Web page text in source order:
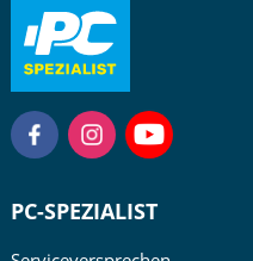
PC-SPEZIALIST